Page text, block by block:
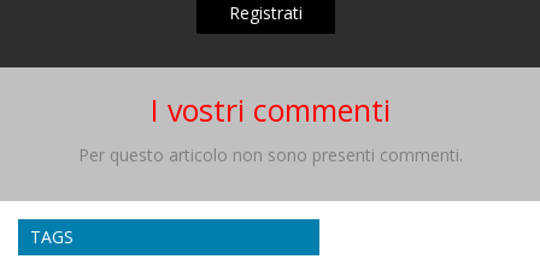
Registrati
I vostri commenti
Per questo articolo non sono presenti commenti.
TAGS